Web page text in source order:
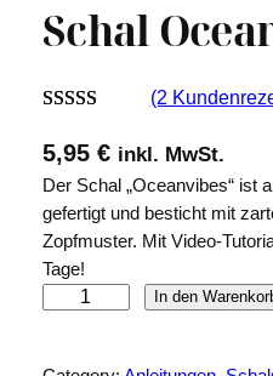
Schal
5.00von 5,
basierend auf
Kundenbew
ertungen
(2
5,95 € inkl. MwSt.
Der Schal „Oceanvibes“ ist
gefertigt und besticht mit
Zopfmuster. Mit Video-
Tage!
In den